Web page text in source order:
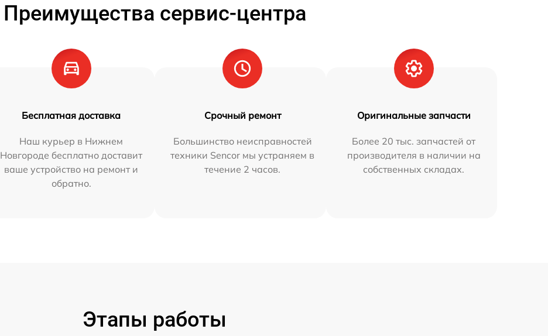
Преимущества сервис-центра
Бесплатная доставка
Наш курьер в Нижнем
Новгороде бесплатно доставит
ваше устройство на ремонт и
обратно.
Срочный ремонт
Большинство неисправностей
техники Sencor мы устраняем в
течение 2 часов.
Оригинальные запчасти
Более 20 тыс. запчастей от
производителя в наличии на
собственных складах.
Этапы работы